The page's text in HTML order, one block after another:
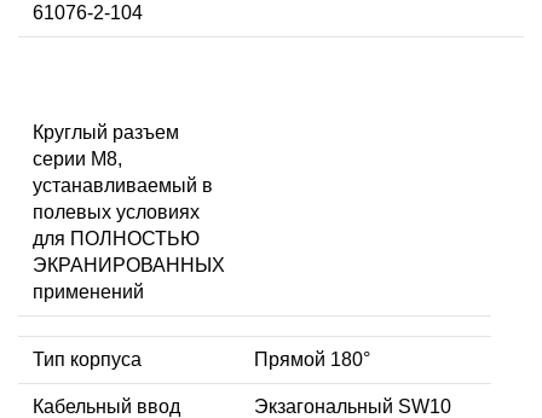
61076-2-104
Круглый разъем
серии M8,
устанавливаемый в
полевых условиях
для ПОЛНОСТЬЮ
ЭКРАНИРОВАННЫХ
применений
Тип корпуса Прямой 180°
Кабельный ввод Экзагональный SW10